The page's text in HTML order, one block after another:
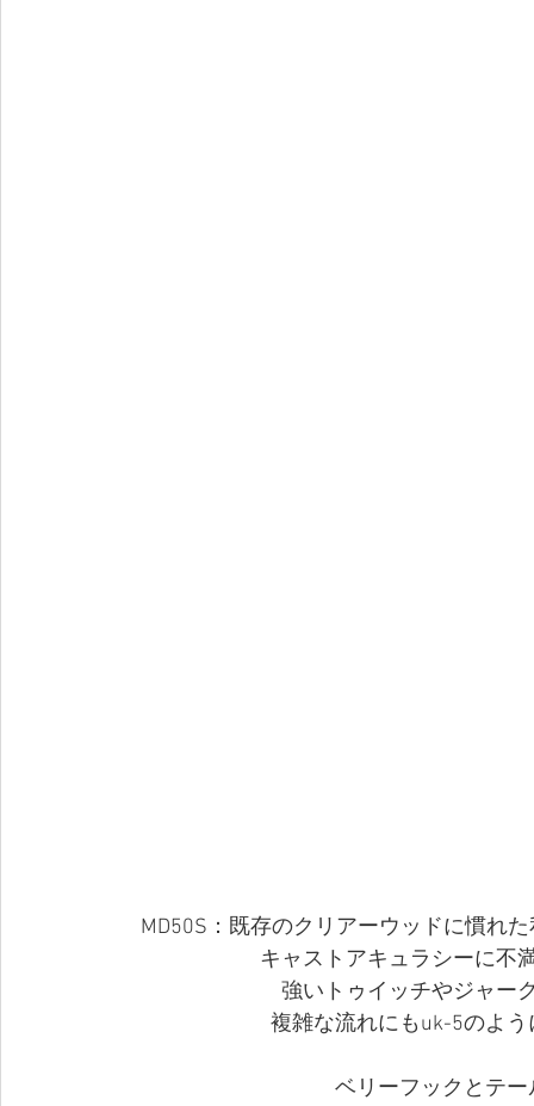
MD50S：既存のクリアーウッドに慣れ
キャストアキュラシーに不
強いトゥイッチやジャー
複雑な流れにもuk-5のよ
ベリーフックとテ